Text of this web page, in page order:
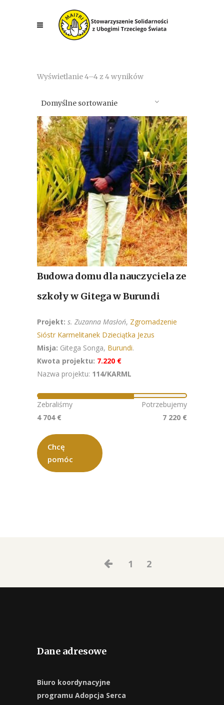
Wyświetlanie 4–4 z 4 wyników
Domyślne sortowanie
Budowa domu dla nauczyciela ze
szkoły w Gitega w Burundi
Projekt: s. Zuzanna Masłoń, Zgromadzenie
Sióstr Karmelitanek Dzieciątka Jezus
Misja: Gitega Songa, Burundi.
Kwota projektu: 7.220 €
Nazwa projektu: 114/KARML
Chcę
pomóc
Zebraliśmy
4 704 €
Potrzebujemy
7 220 €
1 2
Dane adresowe
Biuro koordynacyjne
programu Adopcja Serca